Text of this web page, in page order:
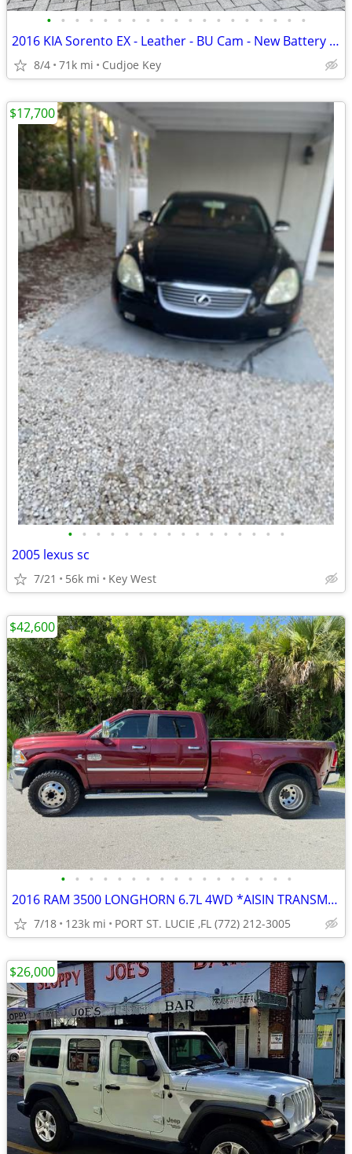
• • • • • • • • • • • • • • • • • • •
2016 KIA Sorento EX - Leather - BU Cam - New Battery - SXM - 71K Miles
8/4 71k mi Cudjoe Key
• • • • • • • • • • • • • • • •
2005 lexus sc
7/21 56k mi Key West
$17,700
• • • • • • • • • • • • • • • • •
2016 RAM 3500 LONGHORN 6.7L 4WD *AISIN TRANSMISSION* ONLY 123K MILES*
7/18 123k mi PORT ST. LUCIE ,FL (772) 212-3005
$42,600
$26,000